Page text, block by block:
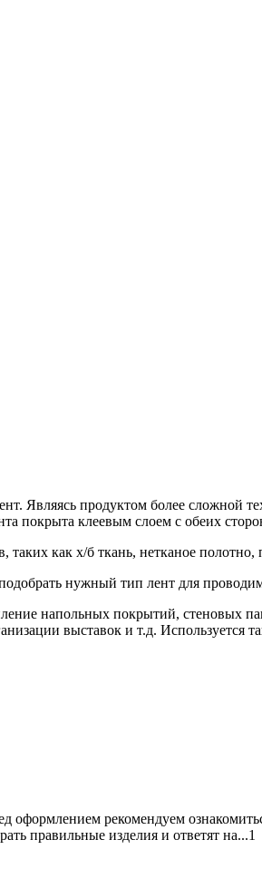
Являясь продуктом более сложной
покрыта клеевым слоем с обеих
таких как х/б ткань, нетканое
нужный тип лент для
напольных покрытий, стеновых
выставок и т.д. Используется
оформлением рекомендуем
правильные изделия и ответят на...1